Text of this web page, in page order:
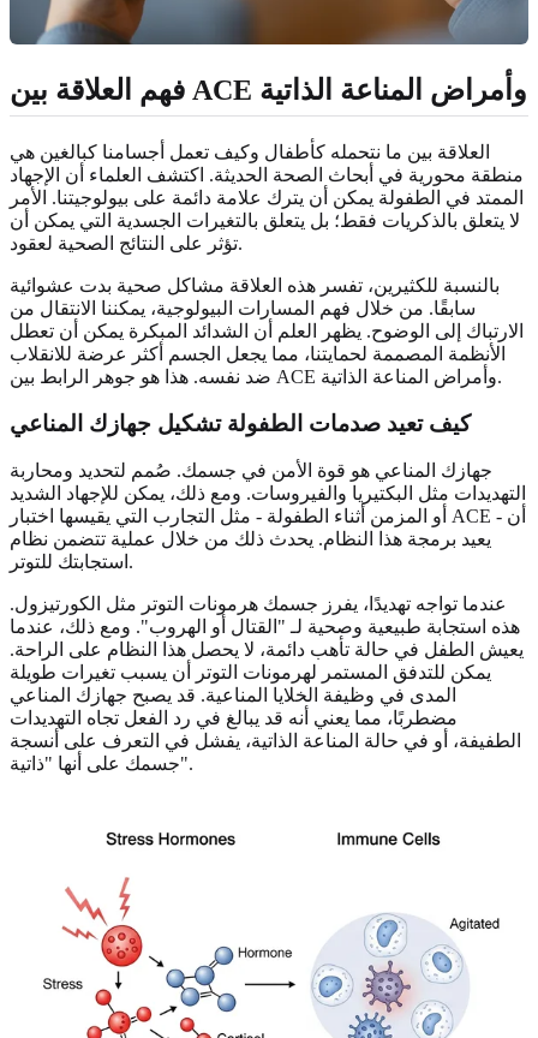
فهم العلاقة بين ACE وأمراض المناعة الذاتية
العلاقة بين ما نتحمله كأطفال وكيف تعمل أجسامنا كبالغين هي
منطقة محورية في أبحاث الصحة الحديثة. اكتشف العلماء أن الإجهاد
الممتد في الطفولة يمكن أن يترك علامة دائمة على بيولوجيتنا. الأمر
لا يتعلق بالذكريات فقط؛ بل يتعلق بالتغيرات الجسدية التي يمكن أن
تؤثر على النتائج الصحية لعقود.
بالنسبة للكثيرين، تفسر هذه العلاقة مشاكل صحية بدت عشوائية
سابقًا. من خلال فهم المسارات البيولوجية، يمكننا الانتقال من
الارتباك إلى الوضوح. يظهر العلم أن الشدائد المبكرة يمكن أن تعطل
الأنظمة المصممة لحمايتنا، مما يجعل الجسم أكثر عرضة للانقلاب
ضد نفسه. هذا هو جوهر الرابط بين ACE وأمراض المناعة الذاتية.
كيف تعيد صدمات الطفولة تشكيل جهازك المناعي
جهازك المناعي هو قوة الأمن في جسمك. صُمم لتحديد ومحاربة
التهديدات مثل البكتيريا والفيروسات. ومع ذلك، يمكن للإجهاد الشديد
أو المزمن أثناء الطفولة - مثل التجارب التي يقيسها اختبار ACE - أن
يعيد برمجة هذا النظام. يحدث ذلك من خلال عملية تتضمن نظام
استجابتك للتوتر.
عندما تواجه تهديدًا، يفرز جسمك هرمونات التوتر مثل الكورتيزول.
هذه استجابة طبيعية وصحية لـ "القتال أو الهروب". ومع ذلك، عندما
يعيش الطفل في حالة تأهب دائمة، لا يحصل هذا النظام على الراحة.
يمكن للتدفق المستمر لهرمونات التوتر أن يسبب تغيرات طويلة
المدى في وظيفة الخلايا المناعية. قد يصبح جهازك المناعي
مضطربًا، مما يعني أنه قد يبالغ في رد الفعل تجاه التهديدات
الطفيفة، أو في حالة المناعة الذاتية، يفشل في التعرف على أنسجة
جسمك على أنها "ذاتية".